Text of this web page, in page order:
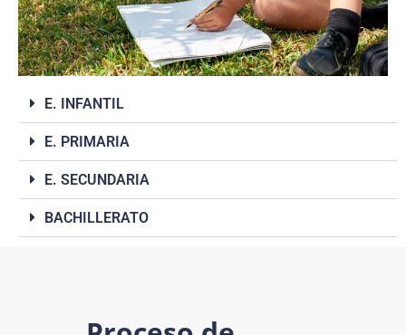
E. INFANTIL
E. PRIMARIA
E. SECUNDARIA
BACHILLERATO